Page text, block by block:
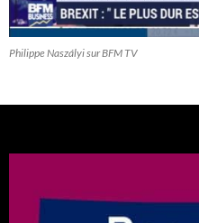
Philippe Naszályi sur BFM TV